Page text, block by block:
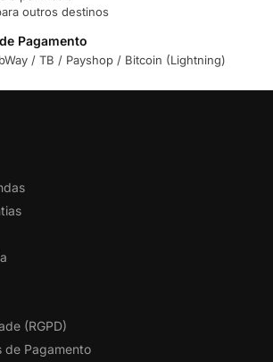
outros destinos
Pagamento
/ TB / Payshop / Bitcoin (Lightning)
(RGPD)
de Pagamento